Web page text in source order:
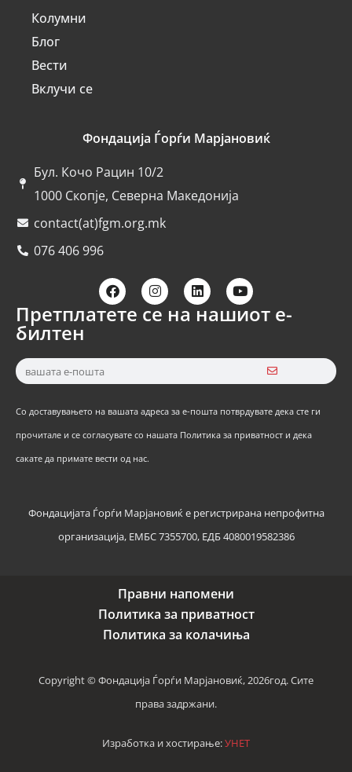
Колумни
Блог
Вести
Вклучи се
Фондација Ѓорѓи Марјановиќ
Бул. Кочо Рацин 10/2
1000 Скопје, Северна Македонија
contact(at)fgm.org.mk
076 406 996
Претплатете се на нашиот е-
билтен
Со доставувањето на вашата адреса за е-пошта потврдувате дека сте ги
прочитале и се согласувате со нашата Политика за приватност и дека
сакате да примате вести од нас.
Фондацијата Ѓорѓи Марјановиќ е регистрирана непрофитна
организација, ЕМБС 7355700, ЕДБ 4080019582386
Правни напомени
Политика за приватност
Политика за колачиња
Copyright © Фондација Ѓорѓи Марјановиќ, 2026год. Сите
права задржани.
Изработка и хостирање:УНЕТ